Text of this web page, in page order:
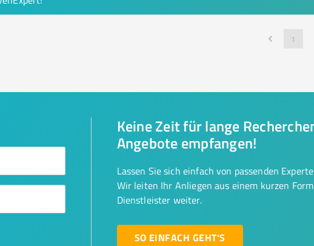
1
Keine Zeit für lange
Angebote empfangen!
Lassen Sie sich einfach von passenden
Wir leiten Ihr Anliegen aus einem kurzen
Dienstleister weiter.
SO EINFACH GEHT'S